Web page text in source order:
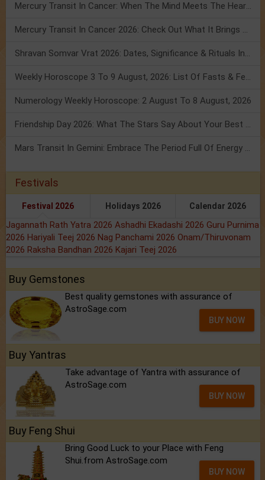
Mercury Transit In Cancer: When The Mind Meets The Heart!
Mercury Transit In Cancer 2026: Check Out What It Brings For You
Shravan Somvar Vrat 2026: Dates, Significance & Rituals In August
Weekly Horoscope 3 To 9 August, 2026: List Of Fasts & Festivals
Numerology Weekly Horoscope: 2 August To 8 August, 2026
Friendship Day 2026: What The Stars Say About Your Best Friend!
Mars Transit In Gemini: Embrace The Period Full Of Energy & Intelligence
Festivals
Festival 2026 Holidays 2026 Calendar 2026
Jagannath Rath Yatra 2026 Ashadhi Ekadashi 2026 Guru Purnima
2026 Hariyali Teej 2026 Nag Panchami 2026 Onam/Thiruvonam
2026 Raksha Bandhan 2026 Kajari Teej 2026
Buy Gemstones
Best quality gemstones with assurance of
AstroSage.com
BUY NOW
Buy Yantras
Take advantage of Yantra with assurance of
AstroSage.com
BUY NOW
Buy Feng Shui
Bring Good Luck to your Place with Feng
Shui.from AstroSage.com
BUY NOW